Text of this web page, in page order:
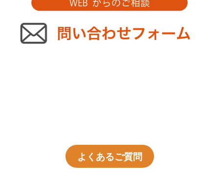
よくあるご質問